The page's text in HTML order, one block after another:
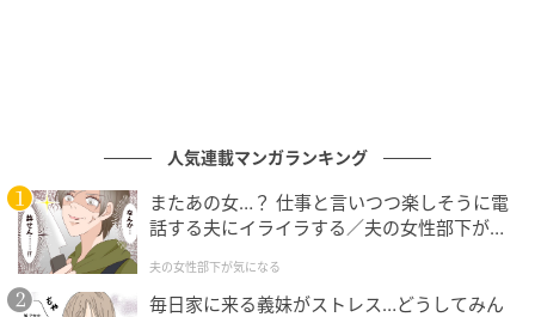
にあれば責任が認められるケースがあります。
Aさん夫婦のケースでも、業者から「このまま放置して
下側の住宅に被害が出れば、損害賠償責任を問われる
可能性が高い」と指摘されました。
人気連載マンガランキング
またあの女…？ 仕事と言いつつ楽しそうに電
話する夫にイライラする／夫の女性部下が気
夫の女性部下が気になる
毎日家に来る義妹がストレス…どうしてみん